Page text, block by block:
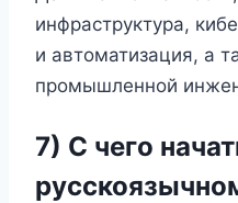
инфраструктура,
и автоматизация, а
промышленной
7) С чего